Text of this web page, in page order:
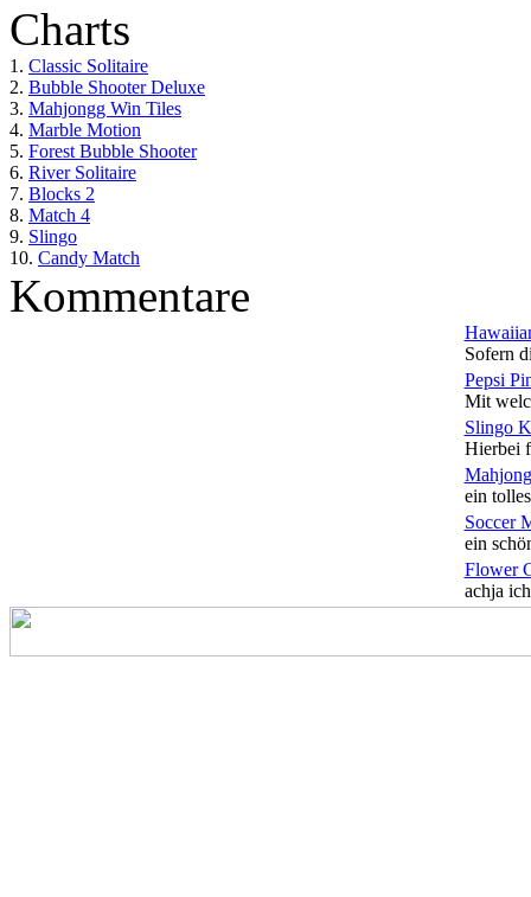
Charts
1. Classic Solitaire
2. Bubble Shooter Deluxe
3. Mahjongg Win Tiles
4. Marble Motion
5. Forest Bubble Shooter
6. River Solitaire
7. Blocks 2
8. Match 4
9. Slingo
10. Candy Match
Kommentare
Sofern
Pepsi
Mit
Slingo
Hierbei
ein
Soccer
ein
Flower
achja